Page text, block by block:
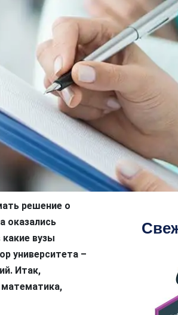
решение о
оказались
вузы
университета –
Итак,
математика,